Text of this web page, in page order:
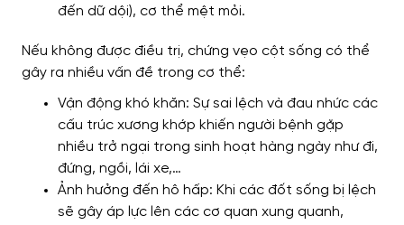
đến dữ dội), cơ thể mệt mỏi.
Nếu không được điều trị, chứng vẹo cột sống có thể
gây ra nhiều vấn đề trong cơ thể:
Vận động khó khăn: Sự sai lệch và đau nhức các
cấu trúc xương khớp khiến người bệnh gặp
nhiều trở ngại trong sinh hoạt hàng ngày như đi,
đứng, ngồi, lái xe,…
Ảnh hưởng đến hô hấp: Khi các đốt sống bị lệch
sẽ gây áp lực lên các cơ quan xung quanh,